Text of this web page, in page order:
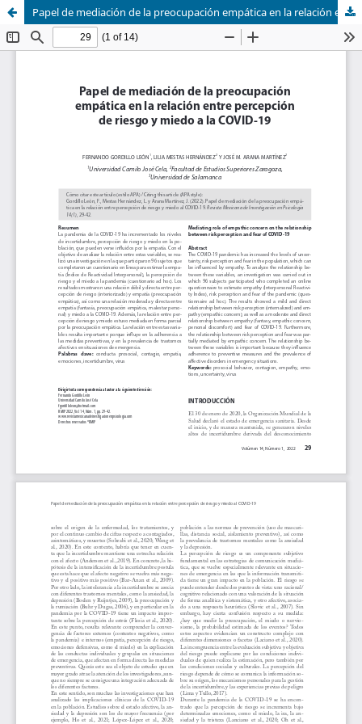
Papel de mediación de la preocupación empática en la relación entre percepción de riesgo y miedo al COVID-19